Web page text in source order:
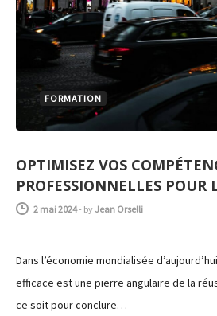
FORMATION
OPTIMISEZ VOS
PROFESSIONNELLES POUR
2 mai 2024- byJean Orselli
Dans l’économie mondialisée
efficace est une pierre angulaire de la
ce soit pour conclure…